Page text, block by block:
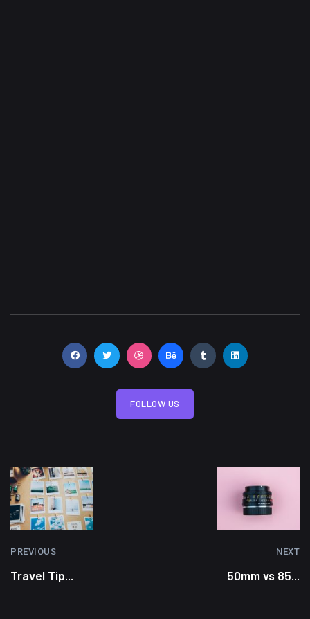
FOLLOW US
PREVIOUS
Travel Tip...
NEXT
50mm vs 85...